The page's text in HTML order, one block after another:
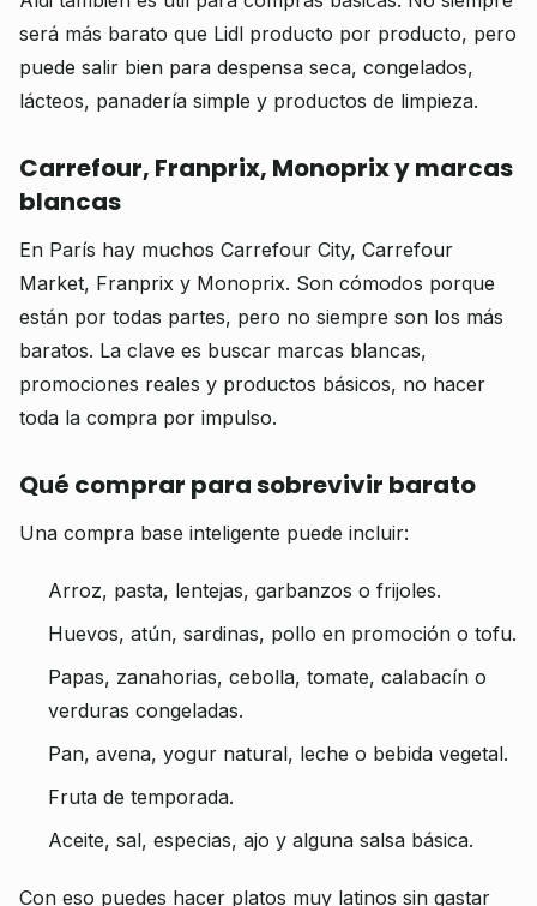
será más barato que Lidl producto por producto, pero
puede salir bien para despensa seca, congelados,
lácteos, panadería simple y productos de limpieza.
Carrefour, Franprix, Monoprix y marcas
blancas
En París hay muchos Carrefour City, Carrefour
Market, Franprix y Monoprix. Son cómodos porque
están por todas partes, pero no siempre son los más
baratos. La clave es buscar marcas blancas,
promociones reales y productos básicos, no hacer
toda la compra por impulso.
Qué comprar para sobrevivir barato
Una compra base inteligente puede incluir:
Arroz, pasta, lentejas, garbanzos o frijoles.
Huevos, atún, sardinas, pollo en promoción o tofu.
Papas, zanahorias, cebolla, tomate, calabacín o
verduras congeladas.
Pan, avena, yogur natural, leche o bebida vegetal.
Fruta de temporada.
Aceite, sal, especias, ajo y alguna salsa básica.
Con eso puedes hacer platos muy latinos sin gastar